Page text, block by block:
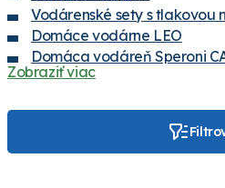
Vodárenské sety s tlakovou
Domáce vodárne LEO
Domáca vodáreň Speroni
nádoba
Zobraziť viac